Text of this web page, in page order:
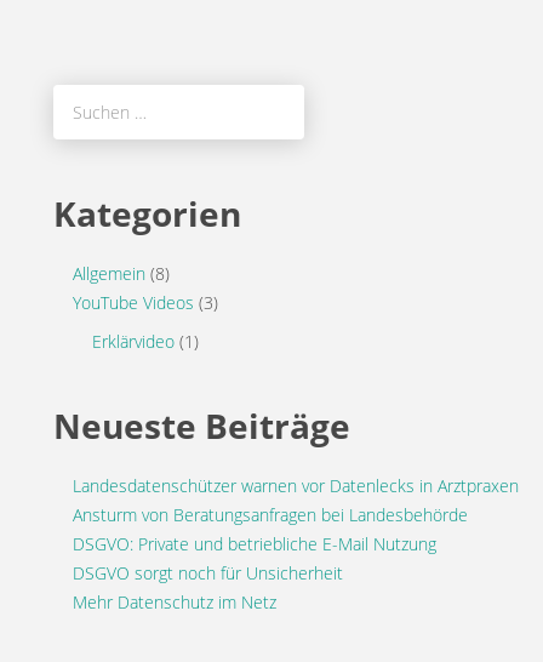
nach:
Kategorien
Allgemein (8)
YouTube Videos (3)
Erklärvideo (1)
Neueste Beiträge
Landesdatenschützer warnen vor Datenlecks in Arztpraxen
Ansturm von Beratungsanfragen bei Landesbehörde
DSGVO: Private und betriebliche E-Mail Nutzung
DSGVO sorgt noch für Unsicherheit
Mehr Datenschutz im Netz